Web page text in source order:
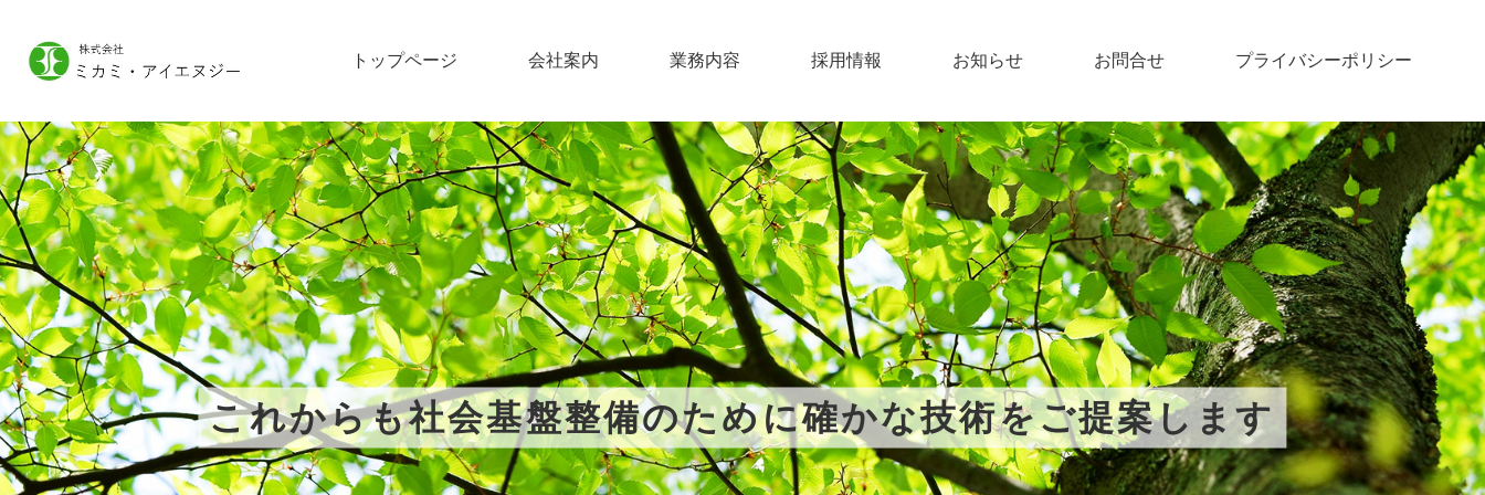
トップページ 会社案内 業務内容 採用情報 お知らせ お問合せ プライバシーポリシー
これからも社会基盤整備のために確かな技術をご提案します